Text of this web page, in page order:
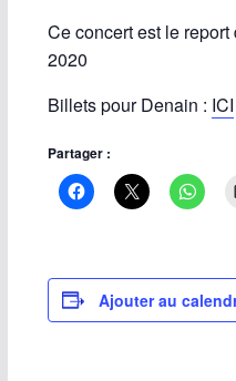
Ce concert est le
2020
Billets pour Denain : ICI
Partager :
Ajouter au